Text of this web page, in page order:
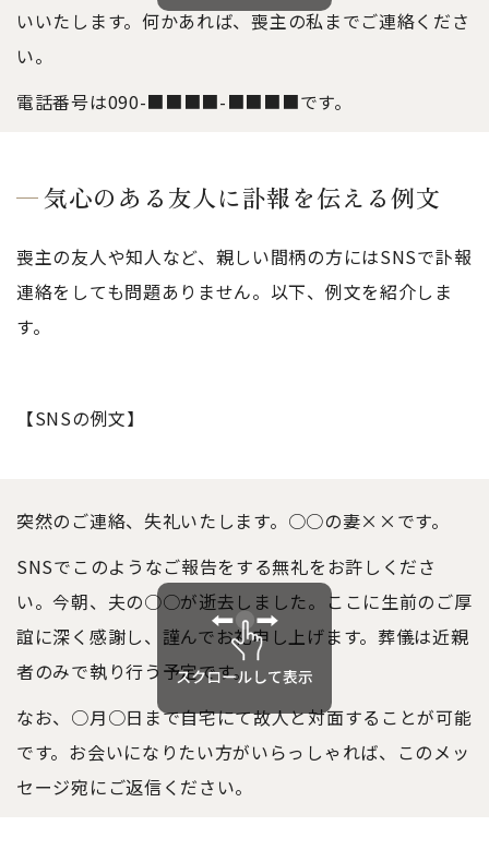
いいた します。何かあれば、喪主の私までご連絡くださ
い。
電話番号は090-■■■■-■■■■です。
気心のある友人に訃報を伝える例文
喪主の友人や知人など、親しい間柄の方にはSNSで訃報
連絡をしても問題ありません。以下、例文を紹介しま
す。
【SNSの例文】
突然のご連絡、失礼いた します。○○の妻××です。
SNSでこのようなご報告をする無礼をお許しくださ
い。今朝、夫の○○が逝去しました。ここに生前のご厚
誼に深く感謝し、謹んでお礼申し上げます。葬儀は近親
者のみで執り行う予定です。
なお、○月○日まで自宅にて故人と対面することが可能
です。お会いになりたい方がいらっしゃれば、このメッ
セージ宛にご返信ください。